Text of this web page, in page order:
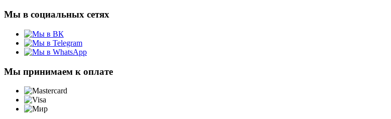
Мы в социальных сетях
Мы принимаем к оплате